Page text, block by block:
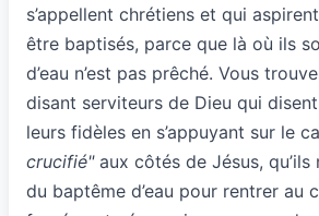
s’appellent chrétiens et qui
être baptisés, parce que là où ils
d’eau n’est pas prêché. Vous
disant serviteurs de Dieu qui
leurs fidèles en s’appuyant sur le
crucifié"aux côtés de Jésus, qu’ils
du baptême d’eau pour rentrer au